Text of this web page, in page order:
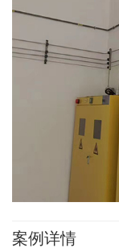
案例详情